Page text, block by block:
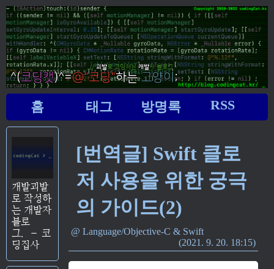
홈 태그 방명록 RSS
개발괴발
로 작성하
는 개발자
블로
그.
– 코
딩집사
[번역글] Swift 클로
저 사용을 위한 궁극
의 가이드(2)
Language/Objective-C & Swift
2021. 9. 20. 18:15